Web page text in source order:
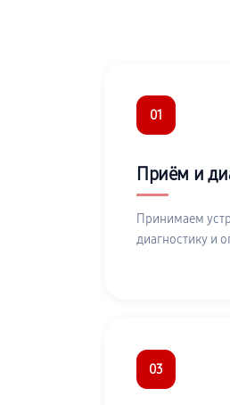
01
Приём и
Принимаем
диагностику и
03